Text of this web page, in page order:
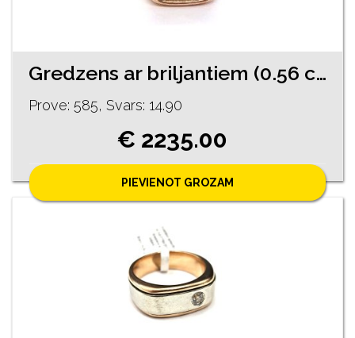
Gredzens ar briljantiem (0.56 ct) 4890-3461
Prove: 585, Svars: 14.90
€ 2235.00
PIEVIENOT GROZAM